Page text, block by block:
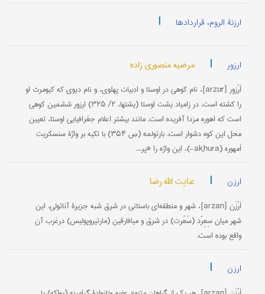
ارزنة الروم، قراردادها |
ارزور | مرضیه منصوری زاده
اَرْزور [arzūr]، نام کوهی در اوستا و ادبیات پهلوی، و نام دیوی که کیومرث او
را کشته است. در زامیاد یشت اوستا (یشتها، ۲/ ۳۲۵) ارزور ششمین کوهی
است که اهوره مزدا آفریده است. مانند بیشتر اعلام جغرافیایی اوستا، تعیین
محل این کوه دشوار است. بارتولمه (ص ۳۵۴) با تکیه بر واژۀ سنسکریت
اَمهوره (aķhura-)، این واژه را «پر...
ارزن | عنایت الله رضا
اَرْزَن [arzan]، شهر و منطقه‌ای باستانی در شرق شبه جزیرۀ آناتولی. این
شهر میان سِعِرْد (سُعُرت) در شرق و میافارقین (مارتیروپولیس) درغرب آن
واقع بوده است.
ارزن |